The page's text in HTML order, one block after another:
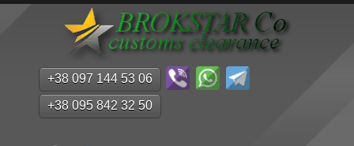
+38 097 144 53 06
+38 095 842 32 50